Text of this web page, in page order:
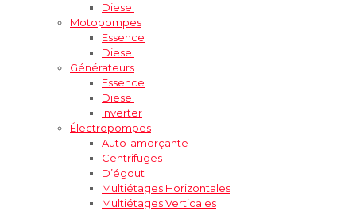
Diesel
Motopompes
Essence
Diesel
Générateurs
Essence
Diesel
Inverter
Électropompes
Auto-amorçante
Centrifuges
D’égout
Multiétages Horizontales
Multiétages Verticales